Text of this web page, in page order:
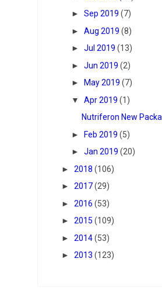
► Sep 2019 (7)
► Aug 2019 (8)
► Jul 2019 (13)
► Jun 2019 (2)
►
May 2019 (7)
▼
Apr 2019 (1)
Nutriferon New
► Feb 2019 (5)
► Jan 2019 (20)
► 2018 (106)
► 2017(29)
► 2016 (53)
► 2015 (109)
► 2014(53)
► 2013 (123)